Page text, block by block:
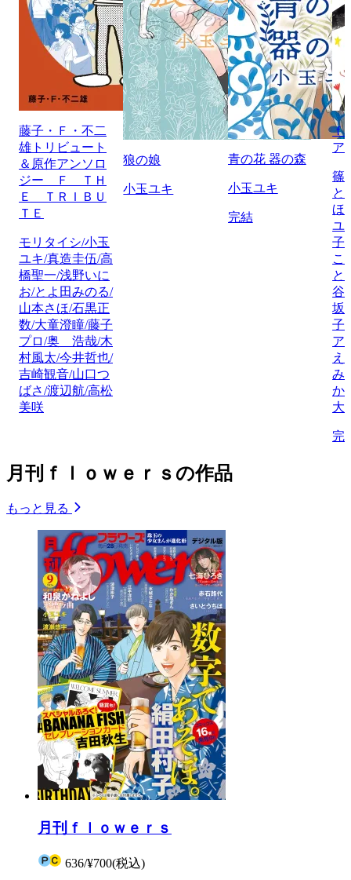
藤子・Ｆ・不二
雄トリビュート
＆原作アンソロ
ジー Ｆ ＴＨ
Ｅ ＴＲＩＢＵ
ＴＥ
モリタイシ/小玉
ユキ/真造圭伍/高
橋聖一/浅野いに
お/とよ田みのる/
山本さほ/石黒正
数/大童澄瞳/藤子
プロ/奥 浩哉/木
村風太/今井哲也/
吉崎観音/山口つ
ばさ/渡辺航/高松
美咲
狼の娘
小玉ユキ
青の花 器の森
小玉ユキ
完結
ｆ
ア
篠
と
ほ
ユ
子/
こ
と
谷
坂
子/
ア
え
み/
か
大
完
月刊ｆｌｏｗｅｒｓの作品
もっと見る
月刊ｆｌｏｗｅｒｓ
636/¥700(税込)